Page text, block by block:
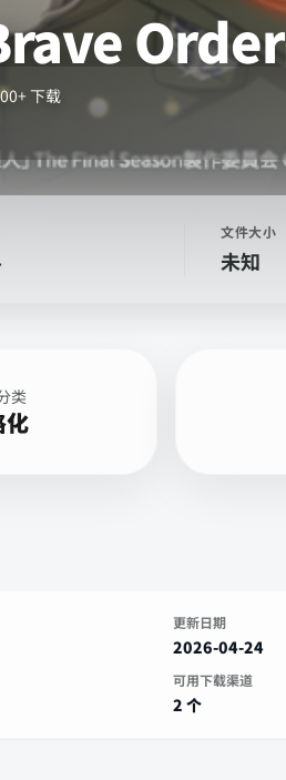
Order
下载
文件大小
未知
类
化
更新日期
2026-04-24
可用下载渠道
2 个